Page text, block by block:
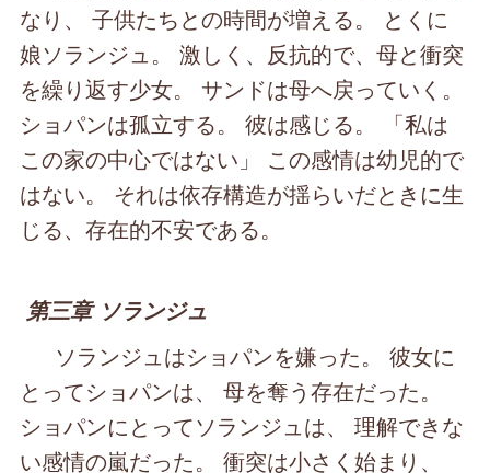
なり、 子供たちとの時間が増える。 とくに
娘ソランジュ。 激しく、反抗的で、母と衝突
を繰り返す少女。 サンドは母へ戻っていく。
ショパンは孤立する。 彼は感じる。 「私は
この家の中心ではない」 この感情は幼児的で
はない。 それは依存構造が揺らいだときに生
じる、存在的不安である。
第三章 ソランジュ
ソランジュはショパンを嫌った。 彼女に
とってショパンは、 母を奪う存在だった。
ショパンにとってソランジュは、 理解できな
い感情の嵐だった。 衝突は小さく始まり、